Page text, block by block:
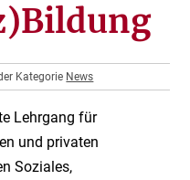
Kategorie News
Lehrgang für
und privaten
Soziales,